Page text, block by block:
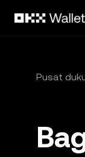
Pusat